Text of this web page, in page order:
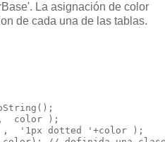
La asignación de color
de cada una de las tablas.
color );
'1px dotted '+color );